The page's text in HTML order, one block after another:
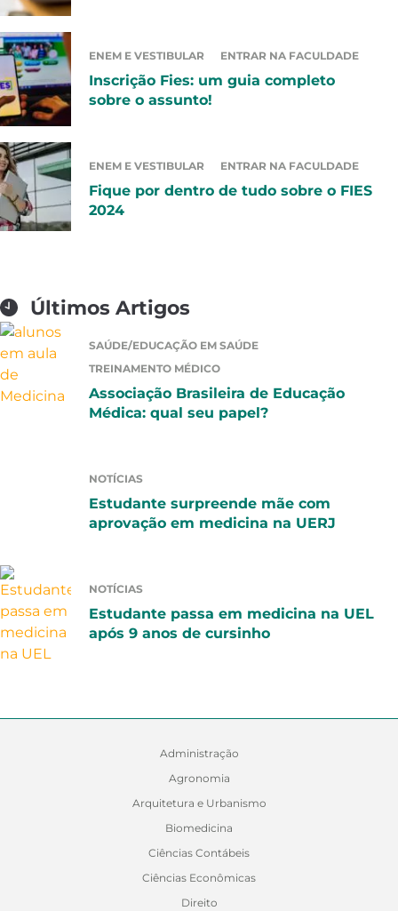
ENEM E VESTIBULAR ENTRAR NA FACULDADE
Inscrição Fies: um guia completo
sobre o assunto!
ENEM E VESTIBULAR ENTRAR NA FACULDADE
Fique por dentro de tudo sobre o FIES
2024
Últimos Artigos
SAÚDE/EDUCAÇÃO EM SAÚDE
TREINAMENTO MÉDICO
Associação Brasileira de Educação
Médica: qual seu papel?
NOTÍCIAS
Estudante surpreende mãe com
aprovação em medicina na UERJ
NOTÍCIAS
Estudante passa em medicina na UEL
após 9 anos de cursinho
Administração
Agronomia
Arquitetura e Urbanismo
Biomedicina
Ciências Contábeis
Ciências Econômicas
Direito